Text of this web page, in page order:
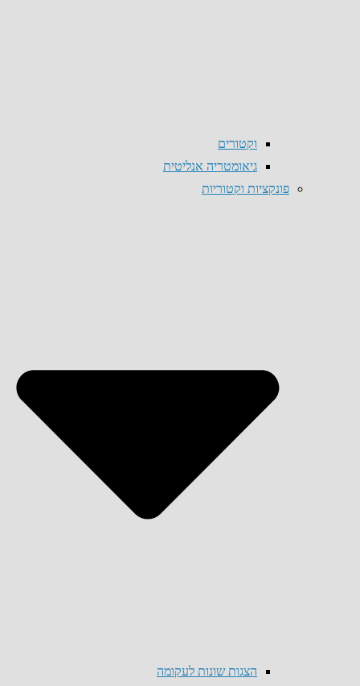
וקטורים
גיאומטריה אנליטית
פונקציות וקטוריות
הצגות שונות לעקומה